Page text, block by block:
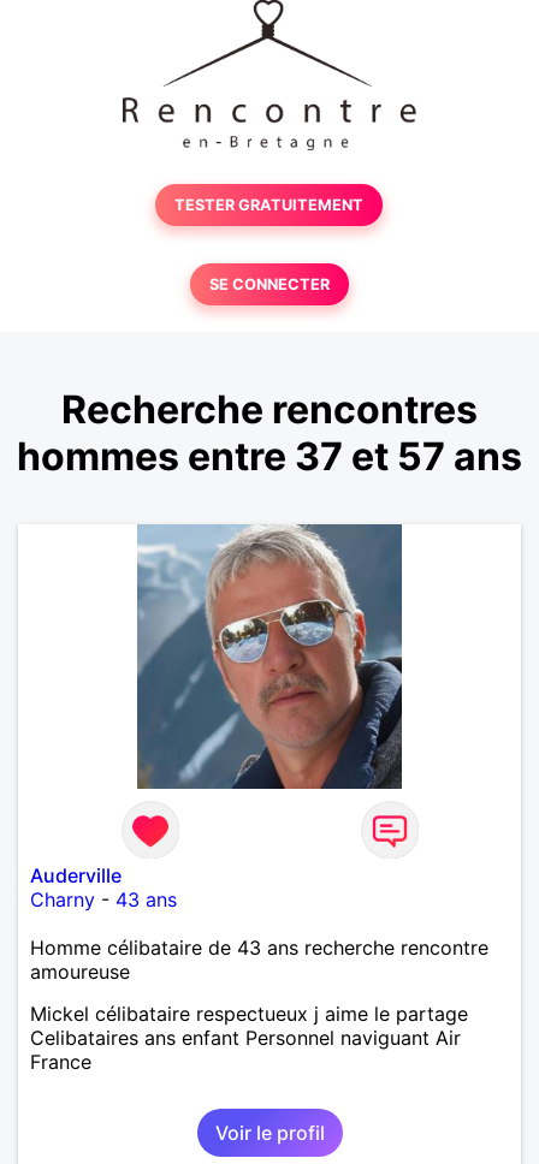
TESTER GRATUITEMENT
SE CONNECTER
Recherche rencontres
hommes entre 37 et 57 ans
Auderville
Charny - 43 ans
Homme célibataire de 43 ans recherche rencontre
amoureuse
Mickel célibataire respectueux j aime le partage
Celibataires ans enfant Personnel naviguant Air
France
Voir le profil